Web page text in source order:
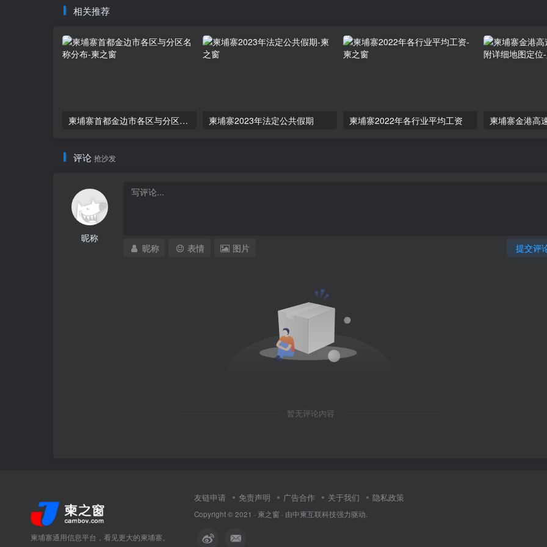
相关推荐
柬埔寨首都金边市各区与分区名称分布 柬埔寨2023年法定公共假期 柬埔寨2022年各行业平均工资
评论 抢沙发
昵称
提交评
昵称 表情 图片
暂无评论内容
柬埔寨通用信息平台，看见更大的柬埔寨。
友链申请 免责声明 广告合作 关于我们 隐私政策
Copyright © 2021 · 柬之窗 · 由中柬互联科技强力驱动.